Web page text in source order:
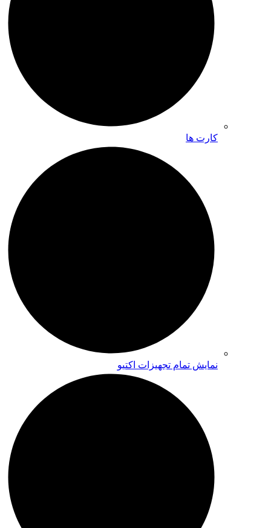
کارت ها
نمایش تمام تجهیزات اکتیو